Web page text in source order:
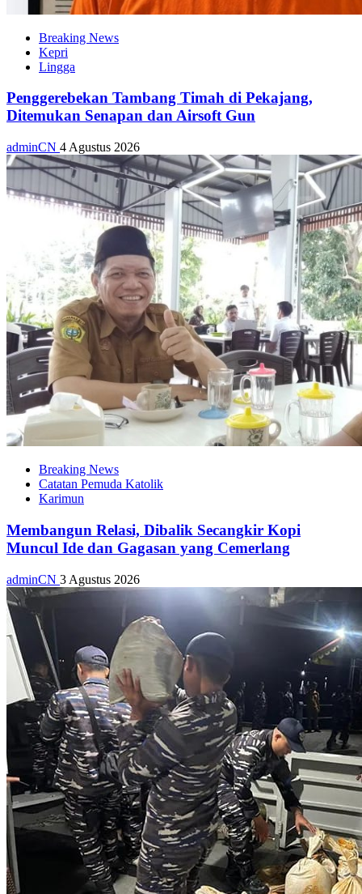
Breaking News
Kepri
Lingga
Penggerebekan Tambang Timah di Pekajang,
Ditemukan Senapan dan Airsoft Gun
adminCN 4 Agustus 2026
Breaking News
Catatan Pemuda Katolik
Karimun
Membangun Relasi, Dibalik Secangkir Kopi
Muncul Ide dan Gagasan yang Cemerlang
adminCN 3 Agustus 2026